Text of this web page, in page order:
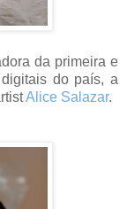
da primeira e
do país, a
Alice Salazar.